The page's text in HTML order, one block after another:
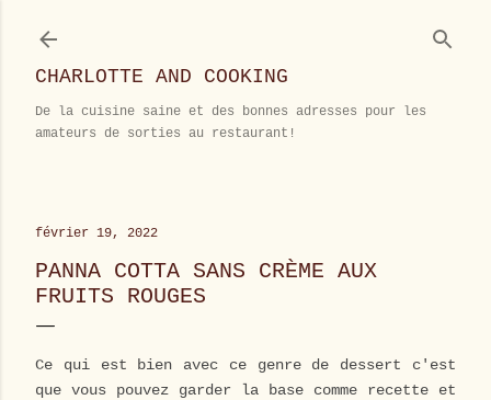
CHARLOTTE AND COOKING
De la cuisine saine et des bonnes adresses pour les
amateurs de sorties au restaurant!
février 19, 2022
PANNA COTTA SANS CRÈME AUX
FRUITS ROUGES
Ce qui est bien avec ce genre de dessert c'est
que vous pouvez garder la base comme recette et